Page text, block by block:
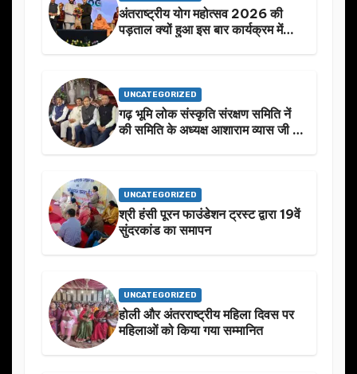
अंतराष्ट्रीय योग महोत्सव 2026 की
पड़ताल क्यों हुआ इस बार कार्यक्रम में
UNCATEGORIZED
गढ़ भूमि लोक संस्कृति संरक्षण समिति नें
की समिति के अध्यक्ष आशाराम व्यास जी के
UNCATEGORIZED
श्री हंसी पूरन फाउंडेशन ट्रस्ट द्वारा 19वें
सुंदरकांड का समापन
UNCATEGORIZED
होली और अंतरराष्ट्रीय महिला दिवस पर
महिलाओं को किया गया सम्मानित